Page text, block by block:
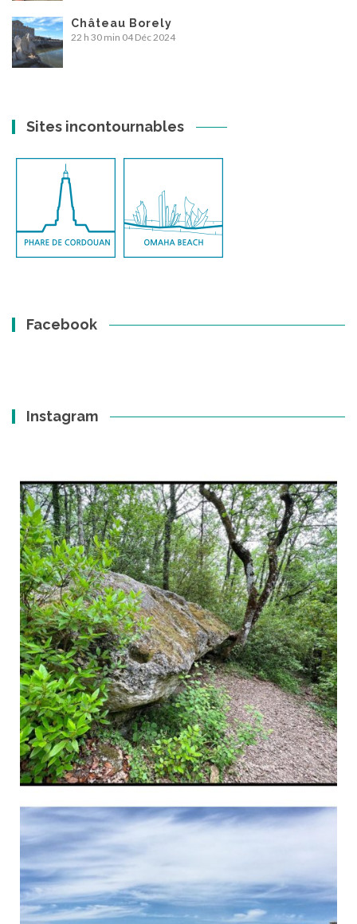
Château Borely
22 h 30 min 04 Déc 2024
Sites incontournables
Facebook
Instagram